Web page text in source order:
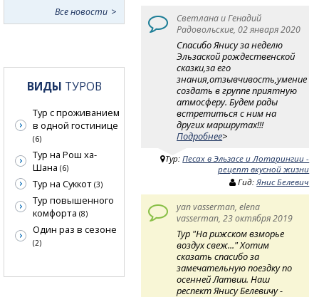
Светлана и Генадий
Радовольские, 02 января 2020
Спасибо Янису за неделю
Эльзаской рождественской
сказки,за его
знания,отзывчивость,умение
создать в группе приятную
атмосферу. Будем рады
встретиться с ним на
других маршрутах!!!
Подробнее>
Тур:Песах в Эльзасе и Лотарингии -
рецепт вкусной жизни
Гид:Янис Белевич
yan vasserman, elena
vasserman, 23 октября 2019
Тур "На рижском взморье
воздух свеж..." Хотим
сказать спасибо за
замечательную поездку по
осенней Латвии. Наш
респект Янису Белевичу -
Все новости
ВИДЫ ТУРОВ
Тур с проживанием
в одной гостинице
(6)
Тур на Рош ха-
Шана (6)
Тур на Суккот (3)
Тур повышенного
комфорта (8)
Один раз в сезоне
(2)